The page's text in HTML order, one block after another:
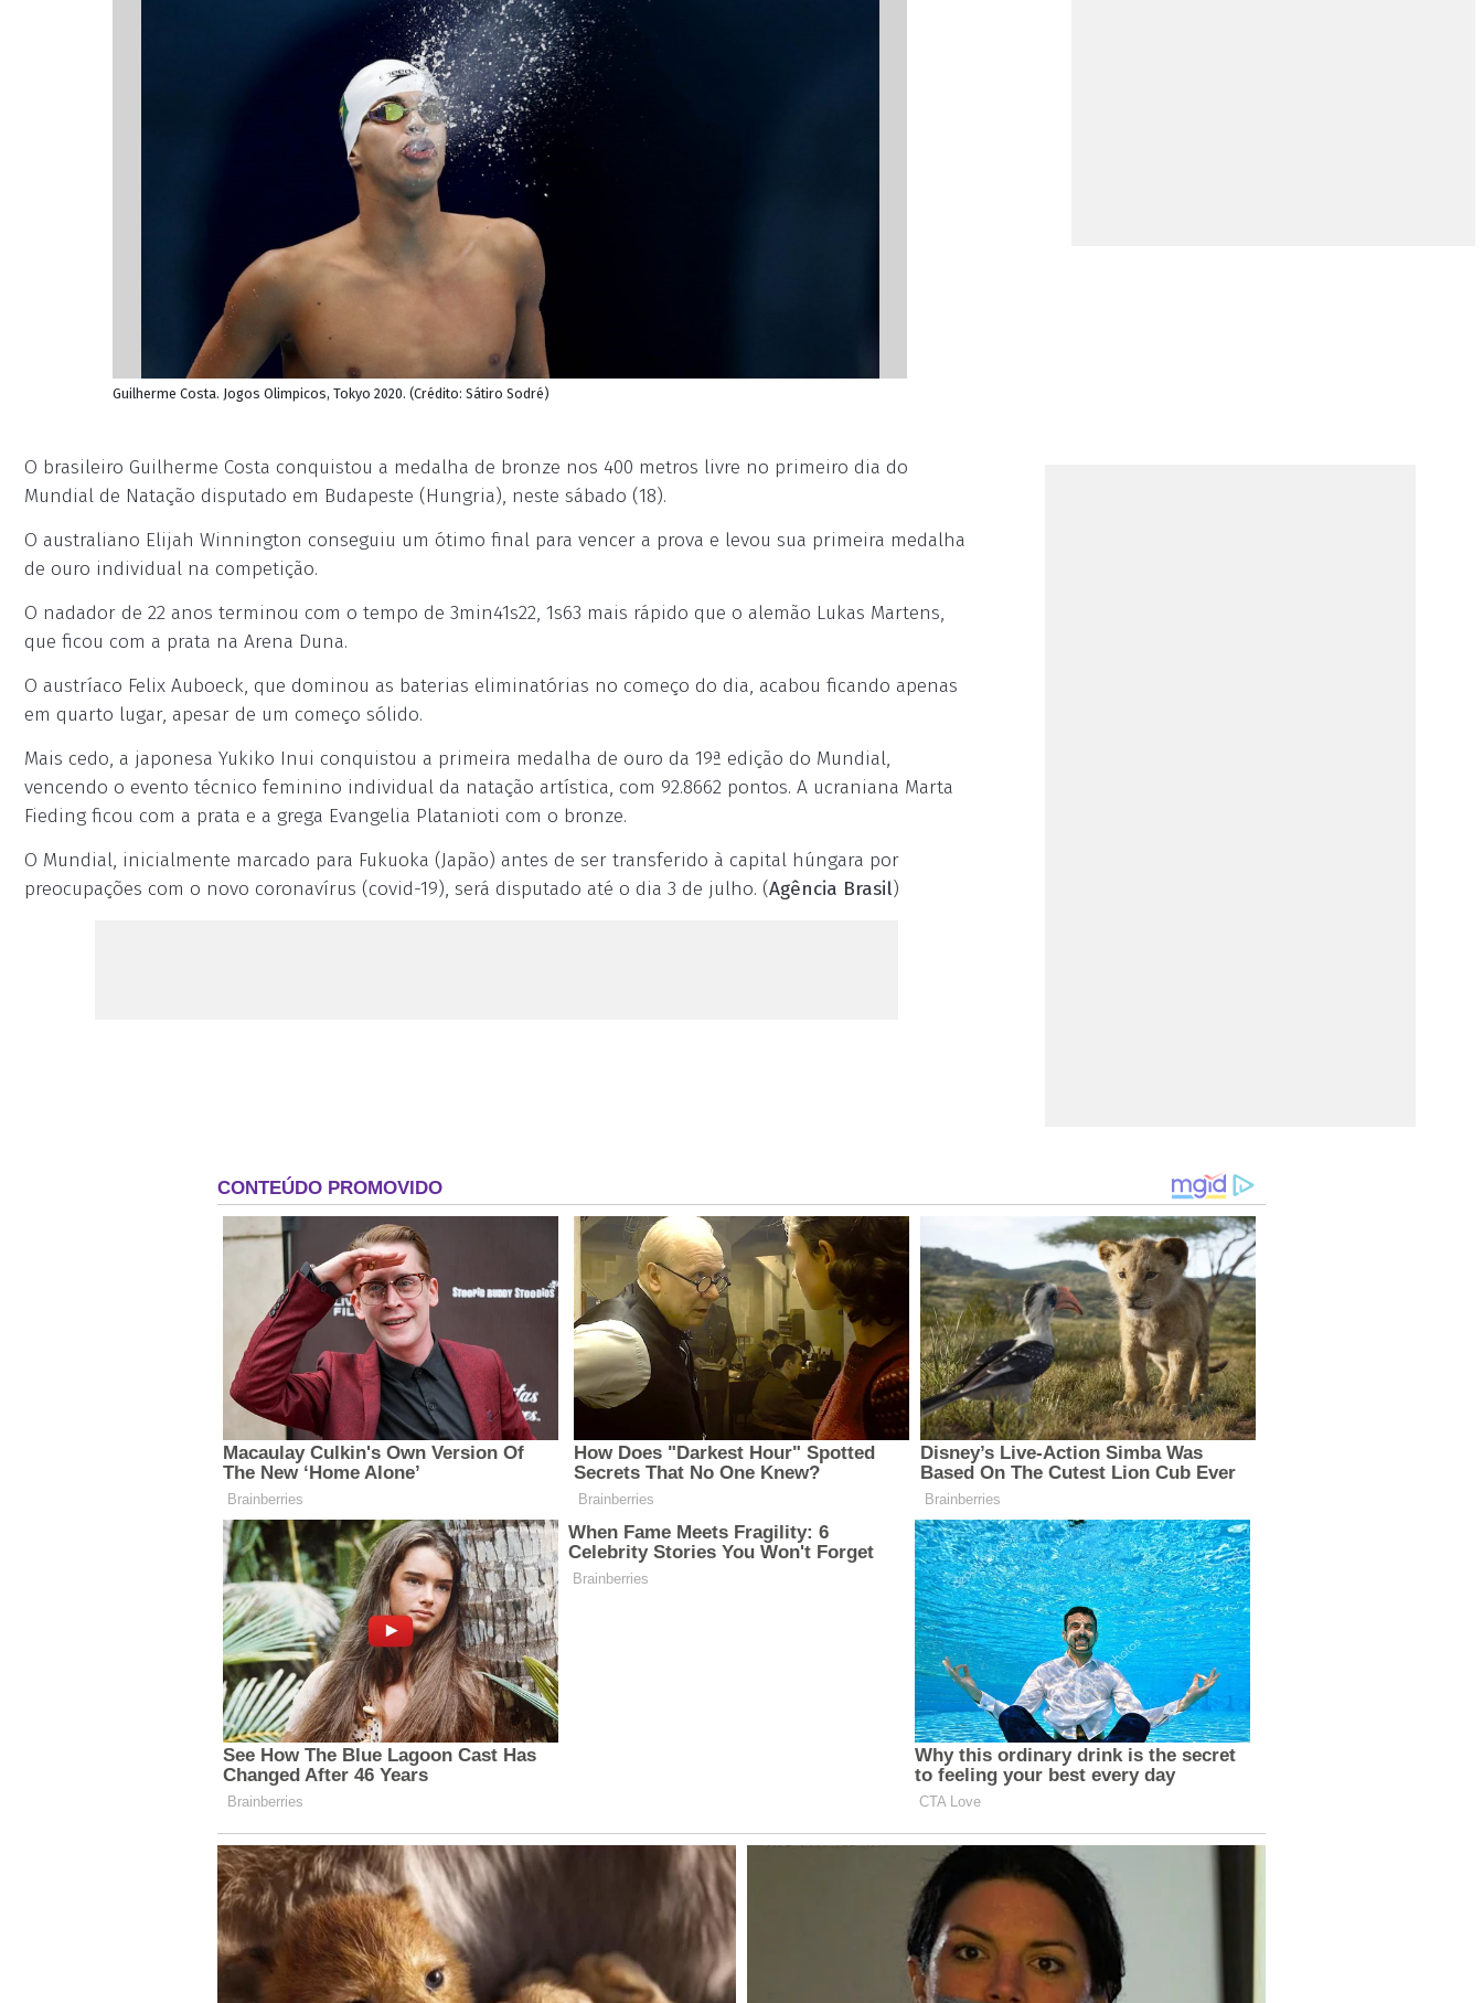
Guilherme Costa. Jogos Olimpicos, Tokyo 2020. (Crédito: Sátiro Sodré)
O brasileiro Guilherme Costa conquistou a medalha de bronze nos 400 metros livre no primeiro dia do
Mundial de Natação disputado em Budapeste (Hungria), neste sábado (18).
O australiano Elijah Winnington conseguiu um ótimo final para vencer a prova e levou sua primeira medalha
de ouro individual na competição.
O nadador de 22 anos terminou com o tempo de 3min41s22, 1s63 mais rápido que o alemão Lukas Martens,
que ficou com a prata na Arena Duna.
O austríaco Felix Auboeck, que dominou as baterias eliminatórias no começo do dia, acabou ficando apenas
em quarto lugar, apesar de um começo sólido.
Mais cedo, a japonesa Yukiko Inui conquistou a primeira medalha de ouro da 19ª edição do Mundial,
vencendo o evento técnico feminino individual da natação artística, com 92.8662 pontos. A ucraniana Marta
Fieding ficou com a prata e a grega Evangelia Platanioti com o bronze.
O Mundial, inicialmente marcado para Fukuoka (Japão) antes de ser transferido à capital húngara por
preocupações com o novo coronavírus (covid-19), será disputado até o dia 3 de julho. (Agência Brasil)